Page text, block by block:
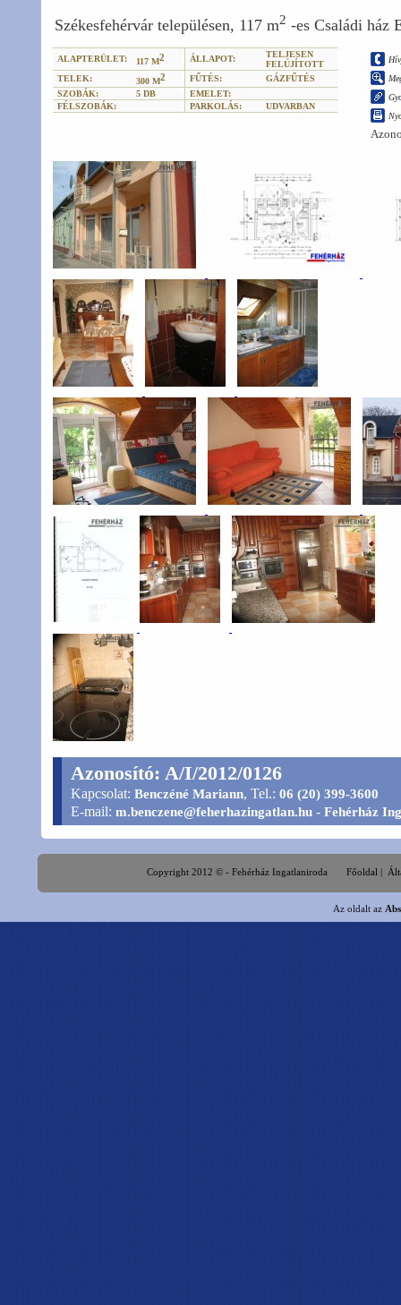
Székesfehérvár településen, 117 m2 -es Családi ház
ALAPTERÜLET: 117 M2 ÁLLAPOT:
TELJESEN
FELÚJÍTOTT
TELEK:
300 M2 FŰTÉS:
GÁZFŰTÉS
SZOBÁK:
5 DB
EMELET:
FÉLSZOBÁK:
PARKOLÁS: UDVARBAN
Azonosító: A/I/2012/0126
Kapcsolat: Benczéné Mariann, Tel.: 06 (20) 399-3600
E-mail: m.benczene@feherhazingatlan.hu - Fehérház
Copyright 2012 © - Fehérház Ingatlaniroda Főoldal |
Az oldalt az